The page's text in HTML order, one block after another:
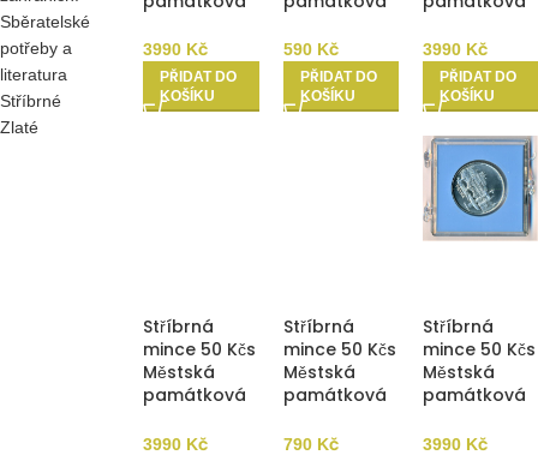
Sběratelské
potřeby a
literatura
Stříbrné
Zlaté
Český
Krumlov1986
Proof
3990 Kč
PŘIDAT DO
KOŠÍKU
Levoča 1986
b.k.
590 Kč
PŘIDAT DO
KOŠÍKU
Levoča 1986
Proof
3990 Kč
PŘIDAT DO
KOŠÍKU
Stříbrná
mince 50 Kčs
Městská
památková
Levoča 1986
3990 Kč
Stříbrná
mince 50 Kčs
Městská
památková
Praha 1986
790 Kč
Stříbrná
mince 50 Kčs
Městská
památková
Praha 1986
3990 Kč